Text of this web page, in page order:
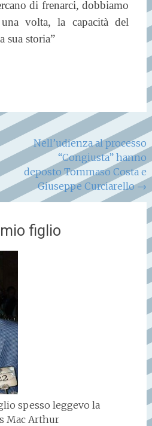
di frenarci, dobbiamo
volta, la capacità del
sua storia”
Nell’udienza al processo
“Congiusta” hanno
deposto Tommaso Costa e
Giuseppe Curciarello→
figlio
spesso leggevo la
Mac Arthur